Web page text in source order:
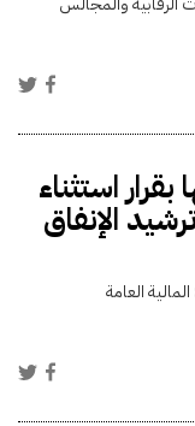
استثناء
الإنفاق
المالية العامة